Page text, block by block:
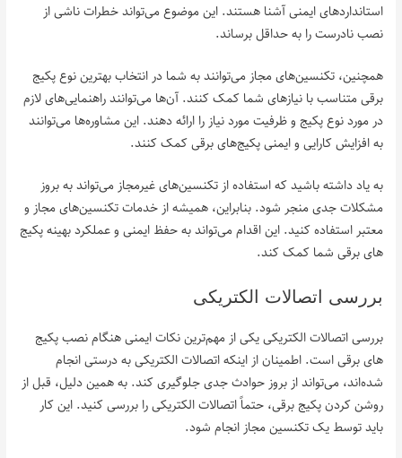
استانداردهای ایمنی آشنا هستند. این موضوع می‌تواند خطرات ناشی از
نصب نادرست را به حداقل برساند.
همچنین، تکنسین‌های مجاز می‌توانند به شما در انتخاب بهترین نوع پکیج
برقی متناسب با نیازهای شما کمک کنند. آن‌ها می‌توانند راهنمایی‌های لازم
در مورد نوع پکیج و ظرفیت مورد نیاز را ارائه دهند. این مشاوره‌ها می‌توانند
به افزایش کارایی و ایمنی پکیج‌های برقی کمک کنند.
به یاد داشته باشید که استفاده از تکنسین‌های غیرمجاز می‌تواند به بروز
مشکلات جدی منجر شود. بنابراین، همیشه از خدمات تکنسین‌های مجاز و
معتبر استفاده کنید. این اقدام می‌تواند به حفظ ایمنی و عملکرد بهینه پکیج‌
های برقی شما کمک کند.
بررسی اتصالات الکتریکی
بررسی اتصالات الکتریکی یکی از مهم‌ترین نکات ایمنی هنگام نصب پکیج‌
های برقی است. اطمینان از اینکه اتصالات الکتریکی به درستی انجام
شده‌اند، می‌تواند از بروز حوادث جدی جلوگیری کند. به همین دلیل، قبل از
روشن کردن پکیج برقی، حتماً اتصالات الکتریکی را بررسی کنید. این کار
باید توسط یک تکنسین مجاز انجام شود.